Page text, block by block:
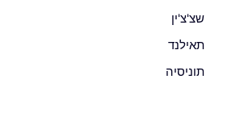
שצ'צ'ין
תאילנד
תוניסיה